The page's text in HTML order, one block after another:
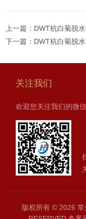
上一篇： DWT杭白菊脱
下一篇： DWT杭白菊脱
关注我们
欢迎您关注我们的微
版权所有 © 2026